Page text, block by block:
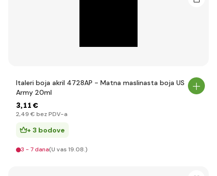
Italeri boja akril 4728AP - Matna maslinasta boja US
Army 20ml
3,11 €
2,49 € bez PDV-a
+ 3 bodove
3 - 7 dana(U vas 19.08.)